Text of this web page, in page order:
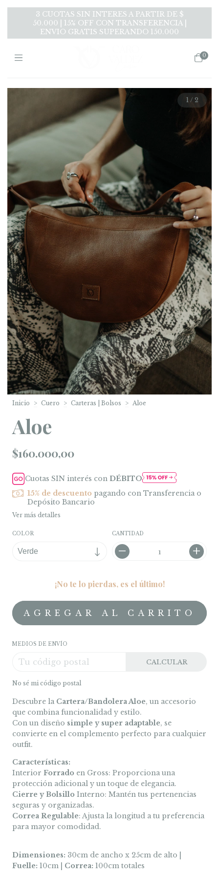
3 CUOTAS SIN INTERES A PARTIR DE $
50.000 | 15% OFF CON TRANSFERENCIA |
ENVIO GRATIS SUPERANDO 150.000
0
1/ 2
Inicio > Cuero > Carteras | Bolsos > Aloe
Aloe
$160.000,00
Cuotas SIN interés conDÉBITO
15% de descuento pagando con Transferencia o
Depósito Bancario
Ver más detalles
COLOR CANTIDAD
¡No te lo pierdas, es el último!
MEDIOS DE ENVÍO
CALCULAR
No sé mi código postal
Descubre la Cartera/Bandolera Aloe, un accesorio
que combina funcionalidad y estilo.
Con un diseño simple y super adaptable, se
convierte en el complemento perfecto para cualquier
outfit.
Características:
Interior Forrado en Gross: Proporciona una
protección adicional y un toque de elegancia.
Cierre y Bolsillo Interno: Mantén tus pertenencias
seguras y organizadas.
Correa Regulable: Ajusta la longitud a tu preferencia
para mayor comodidad.
Dimensiones: 30cm de ancho x 25cm de alto |
Fuelle: 10cm | Correa: 100cm totales